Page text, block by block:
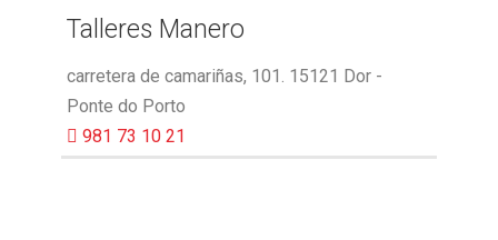
Talleres Manero
carretera de camariñas, 101. 15121 Dor -
Ponte do Porto
981 73 10 21